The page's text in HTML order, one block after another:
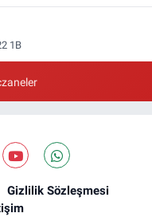
1B
Gizlilik Sözleşmesi